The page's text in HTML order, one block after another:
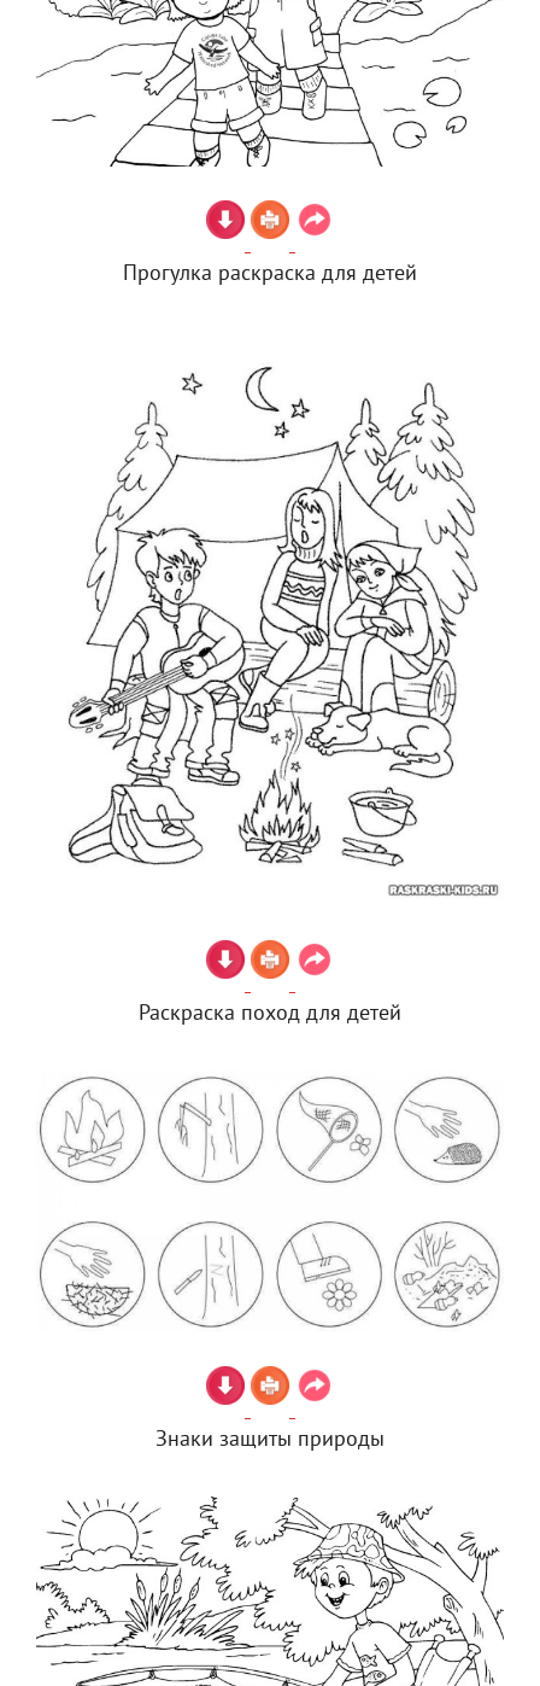
Прогулка раскраска для детей
Раскраска поход для детей
Знаки защиты природы